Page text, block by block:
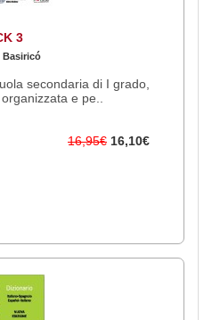
3
Basiricó
secondaria di I grado,
e pe..
16,95€ 16,10€